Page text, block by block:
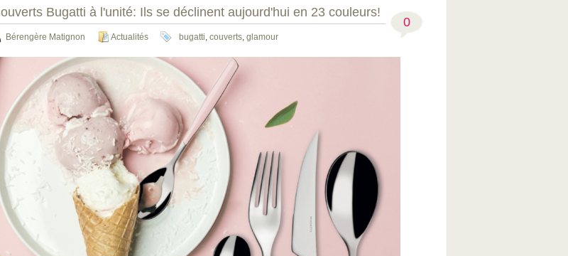
Bugatti à l'unité: Ils se déclinent aujourd'hui en 23 couleurs!
Bérengère Matignon Actualités bugatti, couverts, glamour
0